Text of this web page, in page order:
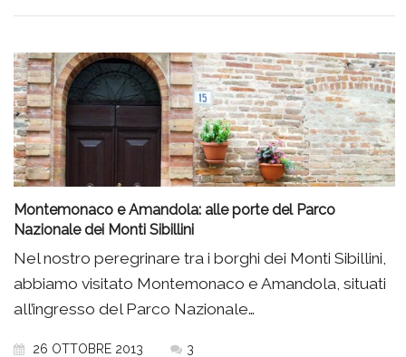
Montemonaco e Amandola: alle porte del Parco
Nazionale dei Monti Sibillini
Nel nostro peregrinare tra i borghi dei Monti Sibillini,
abbiamo visitato Montemonaco e Amandola, situati
all’ingresso del Parco Nazionale…
26 OTTOBRE 2013 3